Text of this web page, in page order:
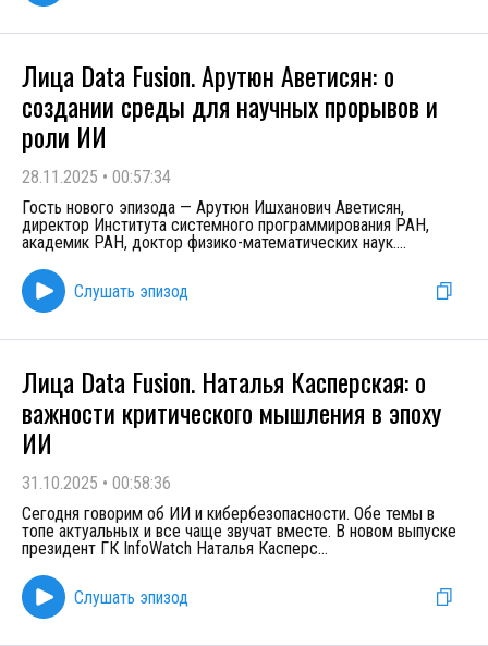
Лица Data Fusion. Арутюн Аветисян: о
создании среды для научных прорывов и
роли ИИ
28.11.2025 • 00:57:34
Гость нового эпизода — Арутюн Ишханович Аветисян,
директор Института системного программирования РАН,
академик РАН, доктор физико-математических наук....
Слушать эпизод
Лица Data Fusion. Наталья Касперская: о
важности критического мышления в эпоху
ИИ
31.10.2025 • 00:58:36
Сегодня говорим об ИИ и кибербезопасности. Обе темы в
топе актуальных и все чаще звучат вместе. В новом выпуске
президент ГК InfoWatch Наталья Касперс...
Слушать эпизод